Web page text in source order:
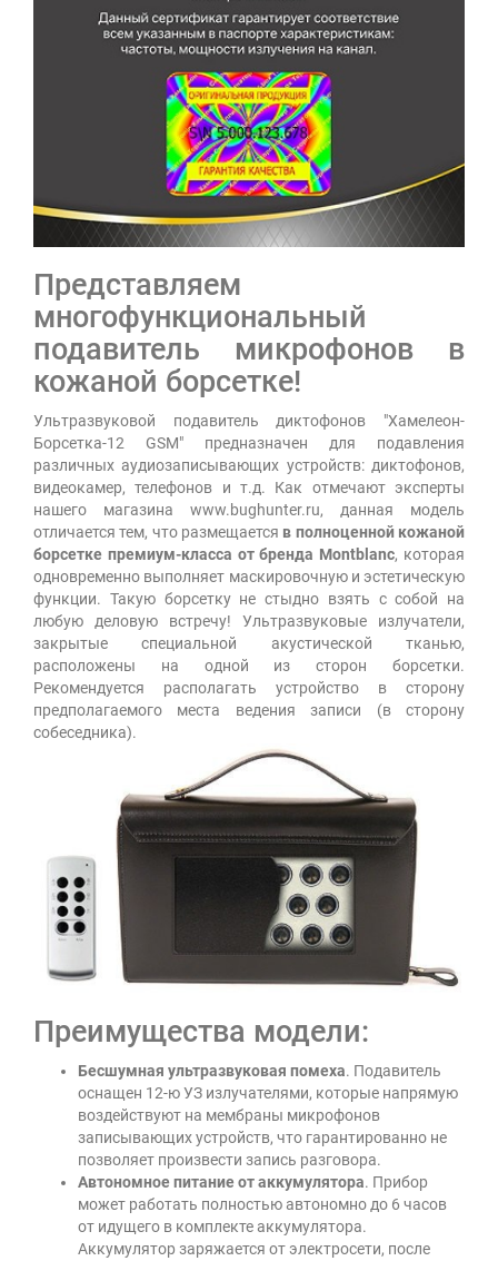
Представляем
многофункциональный
подавитель микрофонов в
кожаной борсетке!
Ультразвуковой подавитель диктофонов "Хамелеон-
Борсетка-12 GSM" предназначен для подавления
различных аудиозаписывающих устройств: диктофонов,
видеокамер, телефонов и т.д. Как отмечают эксперты
нашего магазина www.bughunter.ru, данная модель
отличается тем, что размещается в полноценной кожаной
борсетке премиум-класса от бренда Montblanc, которая
одновременно выполняет маскировочную и эстетическую
функции. Такую борсетку не стыдно взять с собой на
любую деловую встречу! Ультразвуковые излучатели,
закрытые специальной акустической тканью,
расположены на одной из сторон борсетки.
Рекомендуется располагать устройство в сторону
предполагаемого места ведения записи (в сторону
собеседника).
Преимущества модели:
Бесшумная ультразвуковая помеха. Подавитель
оснащен 12-ю УЗ излучателями, которые напрямую
воздействуют на мембраны микрофонов
записывающих устройств, что гарантированно не
позволяет произвести запись разговора.
Автономное питание от аккумулятора. Прибор
может работать полностью автономно до 6 часов
от идущего в комплекте аккумулятора.
Аккумулятор заряжается от электросети, после